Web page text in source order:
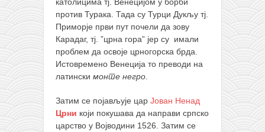
против Турака. Тада су Турци Дукљу тј.
Приморје први пут почели да зову
Карадаг, тј. ”црна гора” јер су имали
проблем да освоје црногорска брда.
Истовремено Венеција то преводи на
латински монте негро
Затим се појављује цар Јован Ненад
Црни који покушава да направи српско
царство у Војводини 1526. Затим се